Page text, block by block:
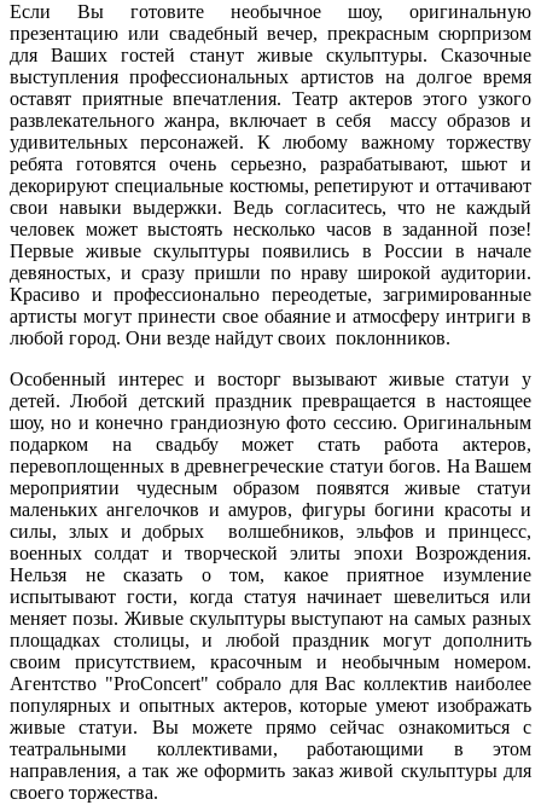
Если Вы готовите необычное шоу, оригинальную
презентацию или свадебный вечер, прекрасным сюрпризом
для Ваших гостей станут живые скульптуры. Сказочные
выступления профессиональных артистов на долгое время
оставят приятные впечатления. Театр актеров этого узкого
развлекательного жанра, включает в себя массу образов и
удивительных персонажей. К любому важному торжеству
ребята готовятся очень серьезно, разрабатывают, шьют и
декорируют специальные костюмы, репетируют и оттачивают
свои навыки выдержки. Ведь согласитесь, что не каждый
человек может выстоять несколько часов в заданной позе!
Первые живые скульптуры появились в России в начале
девяностых, и сразу пришли по нраву широкой аудитории.
Красиво и профессионально переодетые, загримированные
артисты могут принести свое обаяние и атмосферу интриги в
любой город. Они везде найдут своих поклонников.
Особенный интерес и восторг вызывают живые статуи у
детей. Любой детский праздник превращается в настоящее
шоу, но и конечно грандиозную фото сессию. Оригинальным
подарком на свадьбу может стать работа актеров,
перевоплощенных в древнегреческие статуи богов. На Вашем
мероприятии чудесным образом появятся живые статуи
маленьких ангелочков и амуров, фигуры богини красоты и
силы, злых и добрых волшебников, эльфов и принцесс,
военных солдат и творческой элиты эпохи Возрождения.
Нельзя не сказать о том, какое приятное изумление
испытывают гости, когда статуя начинает шевелиться или
меняет позы. Живые скульптуры выступают на самых разных
площадках столицы, и любой праздник могут дополнить
своим присутствием, красочным и необычным номером.
Агентство "ProConcert" собрало для Вас коллектив наиболее
популярных и опытных актеров, которые умеют изображать
живые статуи. Вы можете прямо сейчас ознакомиться с
театральными коллективами, работающими в этом
направления, а так же оформить заказ живой скульптуры для
своего торжества.